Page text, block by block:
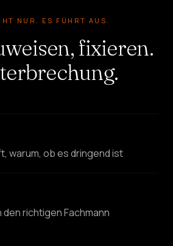
NUR. ES FÜHRT AUS.
fixieren.
warum, ob es dringend ist
richtigen Fachmann